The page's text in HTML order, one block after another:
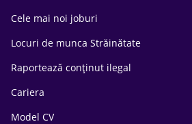
Cele mai noi joburi
Locuri de munca Străinătate
Raportează conținut ilegal
Cariera
Model CV